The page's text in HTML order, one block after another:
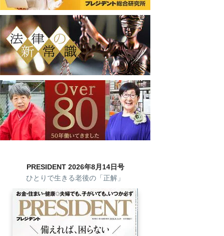
PRESIDENT 2026年8月14日号
ひとりで生きる老後の「正解」